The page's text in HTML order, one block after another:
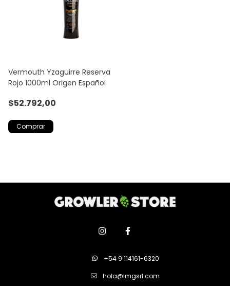
Vermouth Yzaguirre Reserva
Rojo 1000ml Origen Español
$52.792,00
+54 9 114161-6320
hola@lmgsrl.com